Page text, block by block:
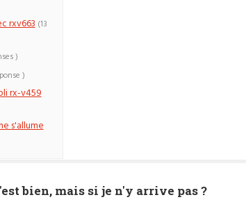
rxv663 (13
)
)
rx-v459
s'allume
bien, mais si je n'y arrive pas ?